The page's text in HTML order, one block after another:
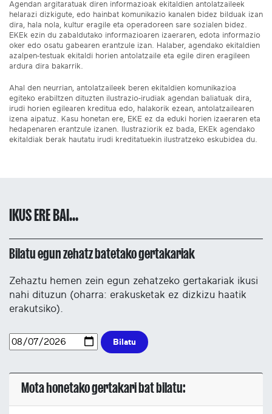
Agendan argitaratuak diren informazioak ekitaldien antolatzaileek
helarazi dizkigute, edo hainbat komunikazio kanalen bidez bilduak izan
dira, hala nola, kultur eragile eta operadoreen sare sozialen bidez.
EKEk ezin du zabaldutako informazioaren izaeraren, edota informazio
oker edo osatu gabearen erantzule izan. Halaber, agendako ekitaldien
azalpen-testuak ekitaldi horien antolatzaile eta egile diren eragileen
ardura dira bakarrik.
Ahal den neurrian, antolatzaileek beren ekitaldien komunikazioa
egiteko erabiltzen dituzten ilustrazio-irudiak agendan baliatuak dira,
irudi horien egilearen kreditua edo, halakorik ezean, antolatzailearen
izena aipatuz. Kasu honetan ere, EKE ez da eduki horien izaeraren eta
hedapenaren erantzule izanen. Ilustraziorik ez bada, EKEk agendako
ekitaldiak berak hautatu irudi kreditatuekin ilustratzeko eskubidea du.
IKUS ERE BAI...
Bilatu egun zehatz batetako gertakariak
Zehaztu hemen zein egun zehatzeko gertakariak ikusi
nahi dituzun (oharra: erakusketak ez dizkizu haatik
erakutsiko).
Bilatu
Mota honetako gertakari bat bilatu: